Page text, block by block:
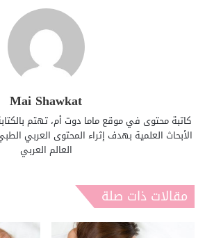
Mai Shawkat
كاتبة محتوى في موقع ماما دوت أم، تهتم
الأبحاث العلمية بهدف إثراء المحتوى العربي
العالم العربي
مقالات ذات صلة